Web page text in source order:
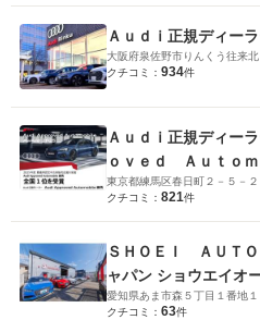
Ａｕｄｉ正規ディー
大阪府泉佐野市りんくう往来北
クチコミ： 934件
Ａｕｄｉ正規ディー
ｏｖｅｄ Ａｕｔｏ
東京都練馬区春日町２－５－２
クチコミ： 821件
ＳＨＯＥＩ ＡＵＴ
ャパン ショウエイオ
愛知県あま市森５丁目１番地１
クチコミ： 63件